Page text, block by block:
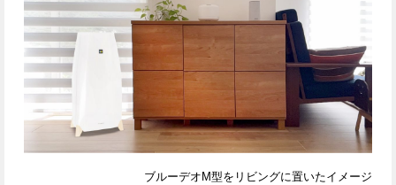
ブルーデオM型をリビングに置いたイメージ